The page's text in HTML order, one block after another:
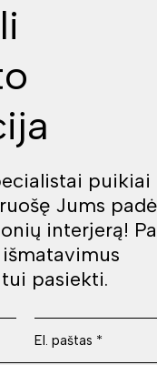
puikiai
Jums
interjerą!
pasiekti.